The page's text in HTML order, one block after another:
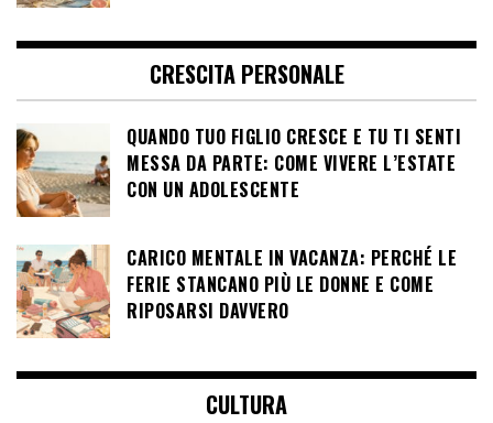
CRESCITA PERSONALE
QUANDO TUO FIGLIO CRESCE E TU TI SENTI
MESSA DA PARTE: COME VIVERE L’ESTATE
CON UN ADOLESCENTE
CARICO MENTALE IN VACANZA: PERCHÉ LE
FERIE STANCANO PIÙ LE DONNE E COME
RIPOSARSI DAVVERO
CULTURA